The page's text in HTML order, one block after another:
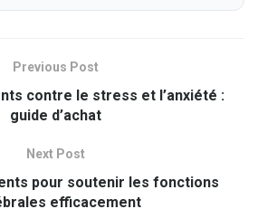
Previous Post
contre le stress et l’anxiété :
guide d’achat
Next Post
pour soutenir les fonctions
efficacement